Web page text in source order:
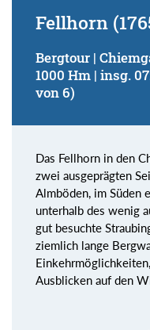
Fellhorn
Bergtour |
1000 Hm | insg.
von 6)
Das Fellhorn in den
zwei ausgeprägten
Almböden, im Süden
unterhalb des wenig
gut besuchte
ziemlich lange
Ausblicken auf den